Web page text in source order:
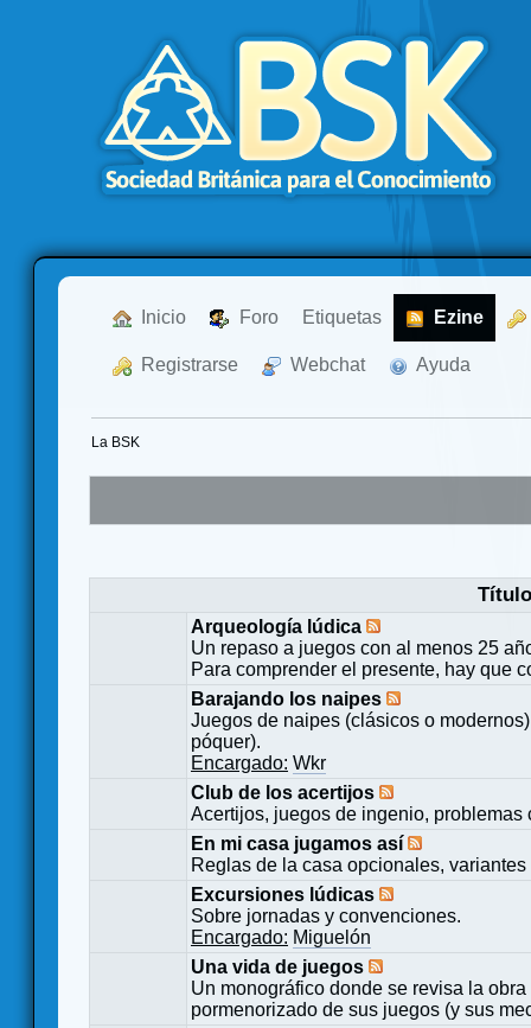
Inicio Foro Etiquetas Ezine
Registrarse Webchat Ayuda
La BSK
Título
Arqueología lúdica
Un repaso a juegos con al menos 25
Para comprender el presente, hay que
Barajando los naipes
Juegos de naipes (clásicos o
póquer).
Encargado: Wkr
Club de los acertijos
Acertijos, juegos de ingenio,
En mi casa jugamos así
Reglas de la casa opcionales,
Excursiones lúdicas
Sobre jornadas y convenciones.
Encargado: Miguelón
Una vida de juegos
Un monográfico donde se revisa la
pormenorizado de sus juegos (y sus